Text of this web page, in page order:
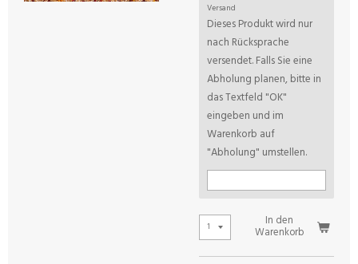
Versand
Dieses Produkt wird nur
nach Rücksprache
versendet. Falls Sie eine
Abholung planen, bitte in
das Textfeld "OK"
eingeben und im
Warenkorb auf
"Abholung" umstellen.
In den
Warenkorb